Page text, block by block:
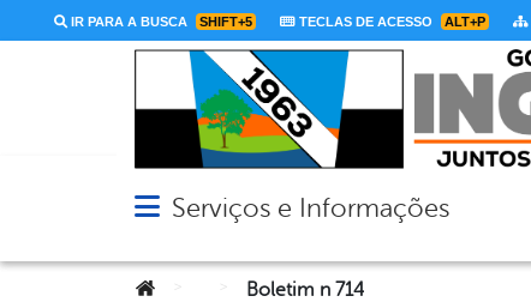
IR PARA A BUSCA SHIFT+5 TECLAS DE ACESSO ALT+P
Abrir menu principal de navegação
Serviços e Informações
Você está aqui:Boletim n 714